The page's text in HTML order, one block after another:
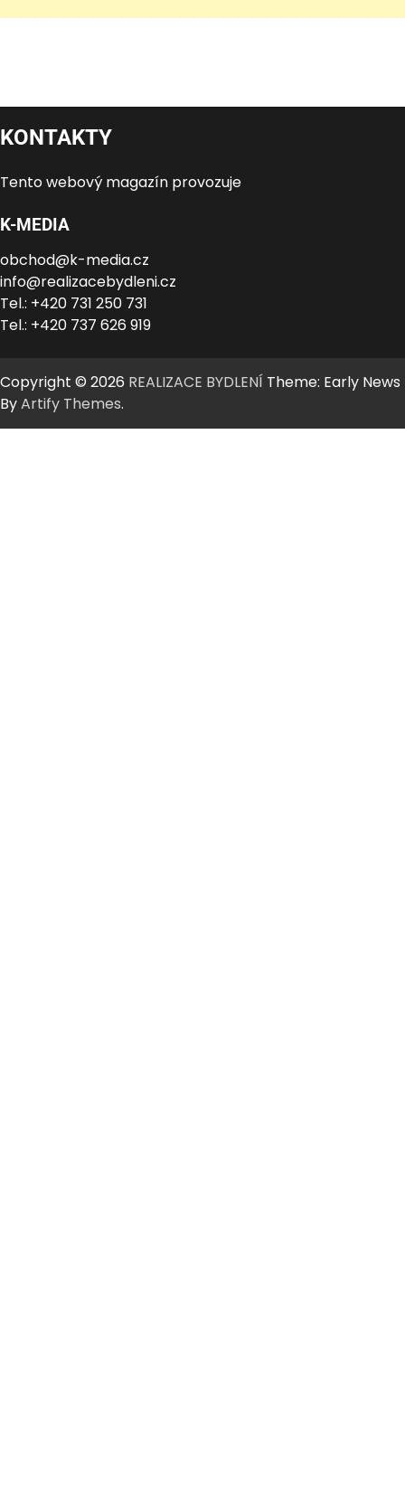
KONTAKTY
Tento webový magazín provozuje
K-MEDIA
obchod@k-media.cz
info@realizacebydleni.cz
Tel.: +420 731 250 731
Tel.: +420 737 626 919
Copyright © 2026 REALIZACE BYDLENÍ Theme: Early News
ByArtify Themes.